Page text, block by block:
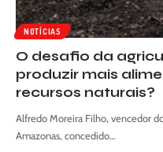
NOTÍCIAS
O desafio da
produzir mais
recursos naturais?
Alfredo Moreira Filho, vencedor
Amazonas, concedido…